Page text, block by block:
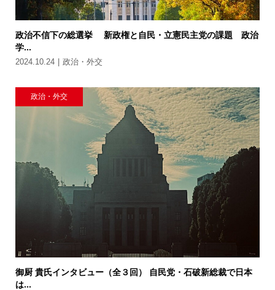
政治不信下の総選挙 新政権と自民・立憲民主党の課題 政治
学...
2024.10.24 政治・外交
政治・外交
御厨 貴氏インタビュー（全３回） 自民党・石破新総裁で日本
は...